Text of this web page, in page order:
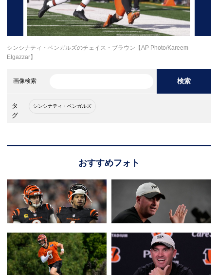
シンシナティ・ベンガルズのチェイス・ブラウン【AP Photo/Kareem
Elgazzar】
画像検索 検索
タ
グ
シンシナティ・ベンガルズ
おすすめフォト